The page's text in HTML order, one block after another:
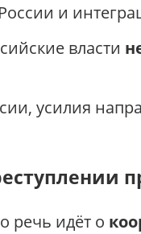
и
власти
усилия
речь идёт о